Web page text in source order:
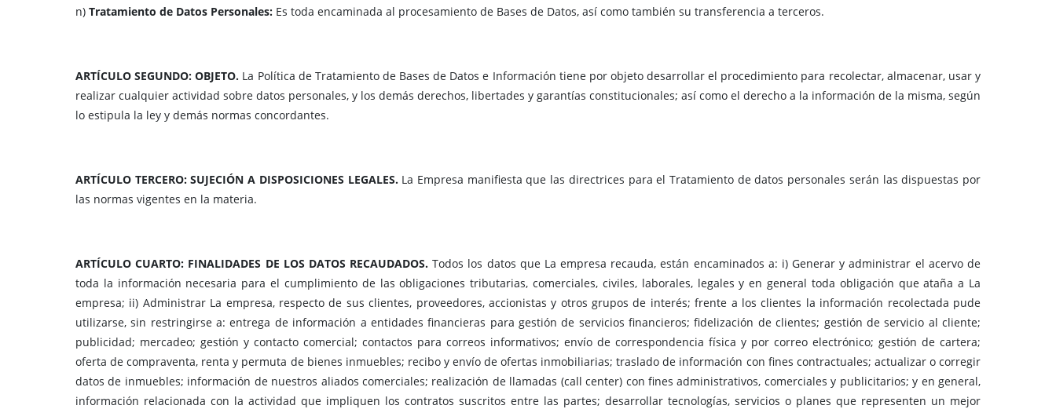
n) Tratamiento de Datos Personales: Es toda encaminada al procesamiento de Bases de Datos, así como también su transferencia a terceros.
ARTÍCULO SEGUNDO: OBJETO. La Política de Tratamiento de Bases de Datos e Información tiene por objeto desarrollar el procedimiento para recolectar, almacenar, usar y
realizar cualquier actividad sobre datos personales, y los demás derechos, libertades y garantías constitucionales; así como el derecho a la información de la misma, según
lo estipula la ley y demás normas concordantes.
ARTÍCULO TERCERO: SUJECIÓN A DISPOSICIONES LEGALES. La Empresa manifiesta que las directrices para el Tratamiento de datos personales serán las dispuestas por
las normas vigentes en la materia.
ARTÍCULO CUARTO: FINALIDADES DE LOS DATOS RECAUDADOS. Todos los datos que La empresa recauda, están encaminados a: i) Generar y administrar el acervo de
toda la información necesaria para el cumplimiento de las obligaciones tributarias, comerciales, civiles, laborales, legales y en general toda obligación que ataña a La
empresa; ii) Administrar La empresa, respecto de sus clientes, proveedores, accionistas y otros grupos de interés; frente a los clientes la información recolectada pude
utilizarse, sin restringirse a: entrega de información a entidades financieras para gestión de servicios financieros; fidelización de clientes; gestión de servicio al cliente;
publicidad; mercadeo; gestión y contacto comercial; contactos para correos informativos; envío de correspondencia física y por correo electrónico; gestión de cartera;
oferta de compraventa, renta y permuta de bienes inmuebles; recibo y envío de ofertas inmobiliarias; traslado de información con fines contractuales; actualizar o corregir
datos de inmuebles; información de nuestros aliados comerciales; realización de llamadas (call center) con fines administrativos, comerciales y publicitarios; y en general,
información relacionada con la actividad que impliquen los contratos suscritos entre las partes; desarrollar tecnologías, servicios o planes que representen un mejor